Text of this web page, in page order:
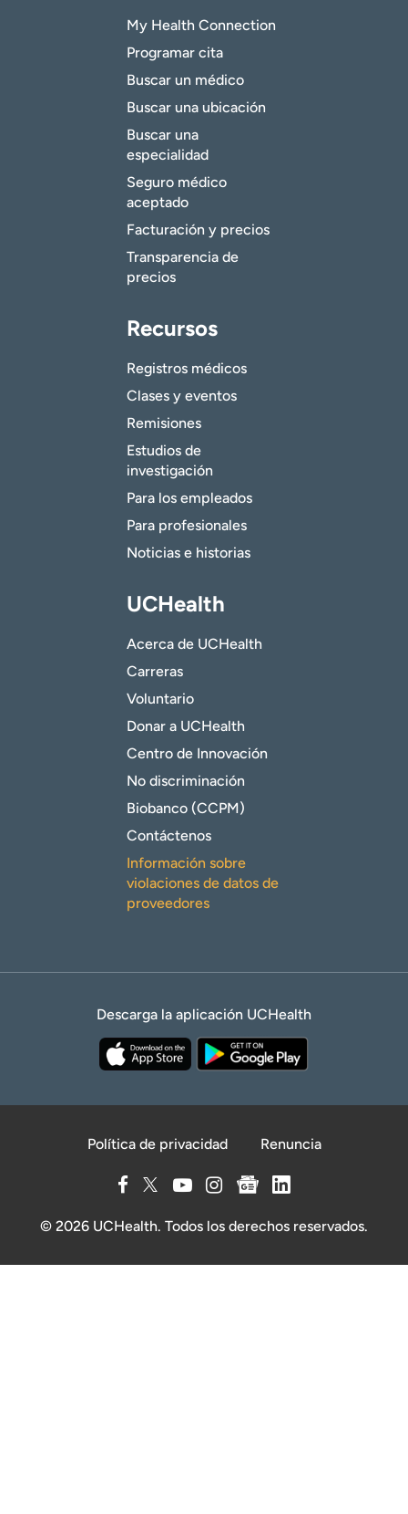
My Health Connection
Programar cita
Buscar un médico
Buscar una ubicación
Buscar una
especialidad
Seguro médico
aceptado
Facturación y precios
Transparencia de
precios
Recursos
Registros médicos
Clases y eventos
Remisiones
Estudios de
investigación
Para los empleados
Para profesionales
Noticias e historias
UCHealth
Acerca de UCHealth
Carreras
Voluntario
Donar a UCHealth
Centro de Innovación
No discriminación
Biobanco (CCPM)
Contáctenos
Información sobre
violaciones de datos de
proveedores
Descarga la aplicación UCHealth
Política de privacidad Renuncia
© 2026 UCHealth. Todos los derechos reservados.